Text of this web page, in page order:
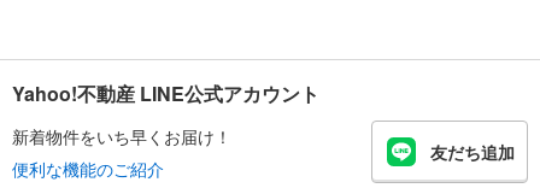
Yahoo!不動産 LINE公式アカウント
新着物件をいち早くお届け！
便利な機能のご紹介
友だち追加